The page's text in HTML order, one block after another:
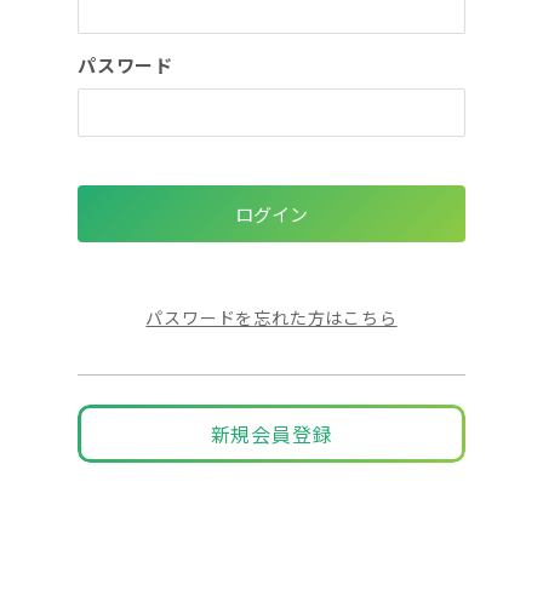
パスワード
パスワードを忘れた方はこちら
新規会員登録